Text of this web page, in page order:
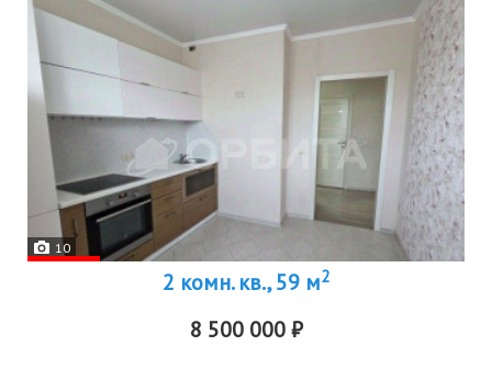
10
2 комн. кв., 59 м2
8 500 000 ₽